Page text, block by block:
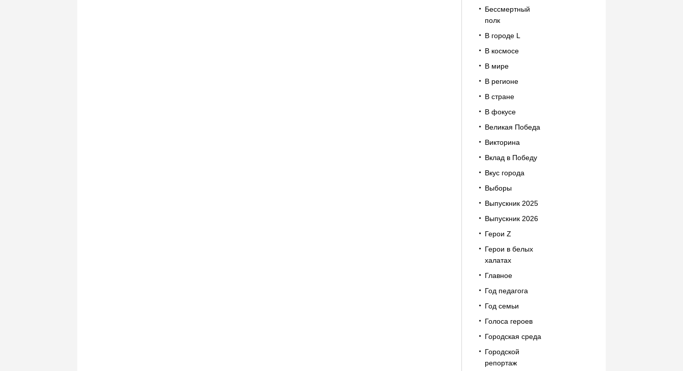
Бессмертный
полк
В городе L
В космосе
В мире
В регионе
В стране
В фокусе
Великая Победа
Викторина
Вклад в Победу
Вкус города
Выборы
Выпускник 2025
Выпускник 2026
Герои Z
Герои в белых
халатах
Главное
Год педагога
Год семьи
Голоса героев
Городская среда
Городской
репортаж